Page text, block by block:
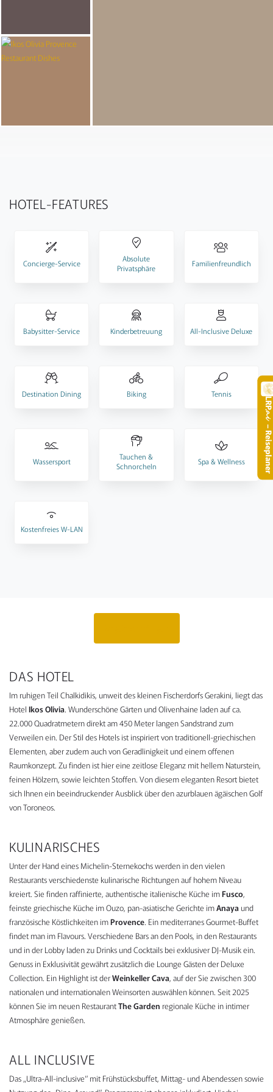
–
HOTEL-FEATURES
Concierge-Service
Absolute
Privatsphäre
Familienfreundlich
Babysitter-Service Kinderbetreuung All-Inclusive Deluxe
Destination Dining Biking Tennis
Wassersport
Tauchen &
Schnorcheln
Spa & Wellness
Kostenfreies W-LAN
DAS HOTEL
Im ruhigen Teil Chalkidikis, unweit des kleinen Fischerdorfs Gerakini, liegt das
Hotel Ikos Olivia. Wunderschöne Gärten und Olivenhaine laden auf ca.
22.000 Quadratmetern direkt am 450 Meter langen Sandstrand zum
Verweilen ein. Der Stil des Hotels ist inspiriert von traditionell-griechischen
Elementen, aber zudem auch von Geradlinigkeit und einem offenen
Raumkonzept. Zu finden ist hier eine zeitlose Eleganz mit hellem Naturstein,
feinen Hölzern, sowie leichten Stoffen. Von diesem eleganten Resort bietet
sich Ihnen ein beeindruckender Ausblick über den azurblauen ägäischen Golf
von Toroneos.
KULINARISCHES
Unter der Hand eines Michelin-Sternekochs werden in den vielen
Restaurants verschiedenste kulinarische Richtungen auf hohem Niveau
kreiert. Sie finden raffinierte, authentische italienische Küche imFusco,
feinste griechische Küche im Ouzo, pan-asiatische Gerichte imAnaya und
französische Köstlichkeiten imProvence. Ein mediterranes Gourmet-Buffet
findet man im Flavours. Verschiedene Bars an den Pools, in den Restaurants
und in der Lobby laden zu Drinks und Cocktails bei exklusiver DJ-Musik ein.
Genuss in Exklusivität gewährt zusätzlich die Lounge Gästen der Deluxe
Collection. Ein Highlight ist derWeinkeller Cava, auf der Sie zwischen 300
nationalen und internationalen Weinsorten auswählen können. Seit 2025
können Sie im neuen RestaurantThe Garden regionale Küche in intimer
Atmosphäre genießen.
ALL INCLUSIVE
Das „Ultra-All-inclusive“ mit Frühstücksbuffet, Mittag- und Abendessen sowie